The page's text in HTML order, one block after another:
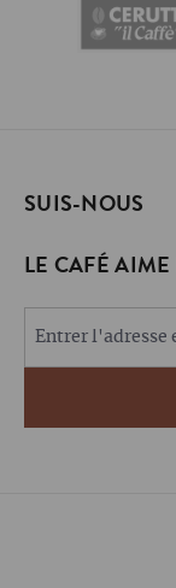
SUIS-NOUS
LE CAFÉ